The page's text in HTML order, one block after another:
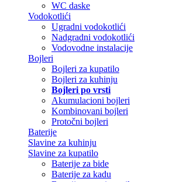
WC daske
Vodokotlići
Ugradni vodokotlići
Nadgradni vodokotlići
Vodovodne instalacije
Bojleri
Bojleri za kupatilo
Bojleri za kuhinju
Bojleri po vrsti
Akumulacioni bojleri
Kombinovani bojleri
Protočni bojleri
Baterije
Slavine za kuhinju
Slavine za kupatilo
Baterije za bide
Baterije za kadu